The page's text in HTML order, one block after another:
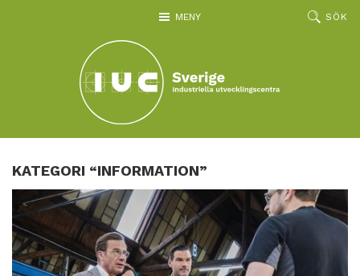
MENY SÖK
KATEGORI “INFORMATION”